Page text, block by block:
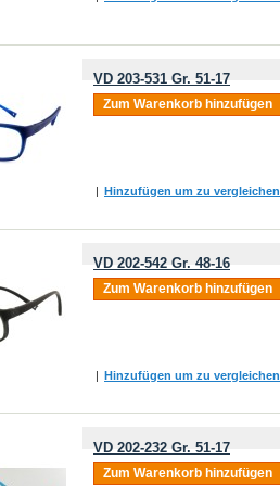
VD 203-531 Gr. 51-17
Zum Warenkorb hinzufügen
| Hinzufügen um zu vergleichen
VD 202-542 Gr. 48-16
Zum Warenkorb hinzufügen
| Hinzufügen um zu vergleichen
VD 202-232 Gr. 51-17
Zum Warenkorb hinzufügen